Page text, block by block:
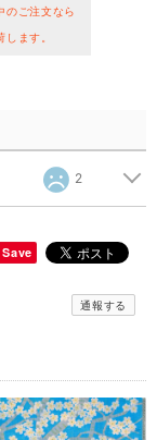
のご注文なら
ます。
2
Save
通報する